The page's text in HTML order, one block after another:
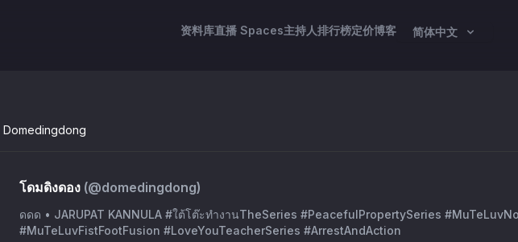
资料库直播 Spaces主持人排行榜定价博客 简体中文
Domedingdong
โดมดิงดอง (@domedingdong)
ดดด • JARUPAT KANNULA #ใต้โต๊ะทำงานTheSeries #PeacefulPropertySeries
#MuTeLuvFistFootFusion #LoveYouTeacherSeries #ArrestAndAction